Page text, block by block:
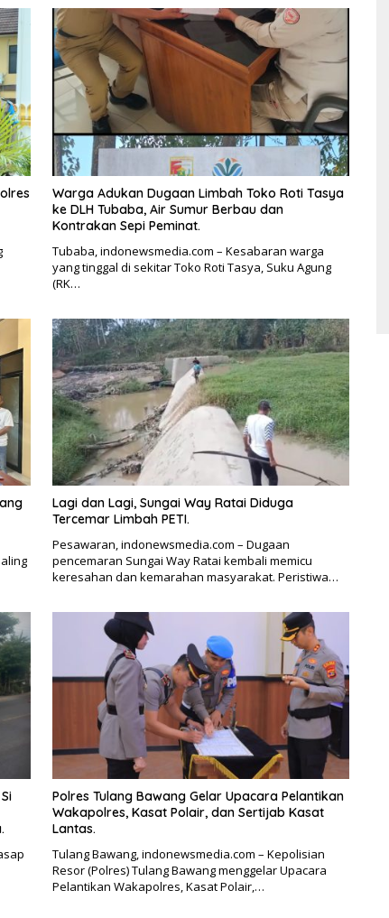
Warga Adukan Dugaan Limbah Toko Roti Tasya
ke DLH Tubaba, Air Sumur Berbau dan
Kontrakan Sepi Peminat.
Tubaba, indonewsmedia.com – Kesabaran warga
yang tinggal di sekitar Toko Roti Tasya, Suku Agung
(RK…
Lagi dan Lagi, Sungai Way Ratai Diduga
Tercemar Limbah PETI.
Pesawaran, indonewsmedia.com – Dugaan
pencemaran Sungai Way Ratai kembali memicu
keresahan dan kemarahan masyarakat. Peristiwa…
Polres Tulang Bawang Gelar Upacara Pelantikan
Wakapolres, Kasat Polair, dan Sertijab Kasat
Lantas.
Tulang Bawang, indonewsmedia.com – Kepolisian
Resor (Polres) Tulang Bawang menggelar Upacara
Pelantikan Wakapolres, Kasat Polair,…